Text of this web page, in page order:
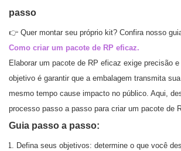
passo
👉 Quer montar seu próprio kit? Confira nosso
Como criar um pacote de RP eficaz.
Elaborar um pacote de RP eficaz exige precisão
objetivo é garantir que a embalagem transmita
mesmo tempo cause impacto no público. Aqui,
processo passo a passo para criar um pacote de
Guia passo a passo:
Defina seus objetivos: determine o que você